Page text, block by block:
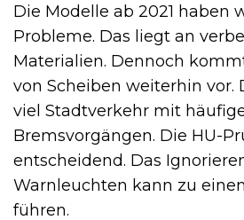
Die Modelle ab 2021 haben
Probleme. Das liegt an
Materialien. Dennoch
von Scheiben weiterhin vor.
viel Stadtverkehr mit
Bremsvorgängen. Die HU-
entscheidend. Das
Warnleuchten kann zu
führen.